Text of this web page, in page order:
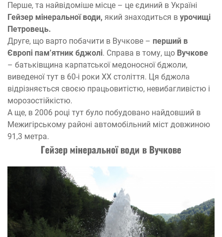
Перше, та найвідоміше місце – це єдиний в Україні
Гейзер мінеральної води, який знаходиться в урочищі
Петровець.
Друге, що варто побачити в Вучкове – перший в
Європі пам’ятник бджолі. Справа в тому, що Вучкове
– батьківщина карпатської медоносної бджоли,
виведеної тут в 60-і роки XX століття. Ця бджола
відрізняється своєю працьовитістю, невибагливістю і
морозостійкістю.
А ще, в 2006 році тут було побудовано найдовший в
Межигірському районі автомобільний міст довжиною
91,3 метра.
Гейзер мінеральної води в Вучкове